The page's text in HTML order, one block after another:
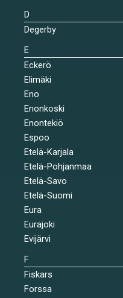
D
Degerby
E
Eckerö
Elimäki
Eno
Enonkoski
Enontekiö
Espoo
Etelä-Karjala
Etelä-Pohjanmaa
Etelä-Savo
Etelä-Suomi
Eura
Eurajoki
Evijärvi
F
Fiskars
Forssa